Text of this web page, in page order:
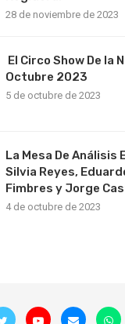
28 de noviembre de 2023
El Circo Show De la
Octubre 2023
5 de octubre de 2023
La Mesa De Análisis
Silvia Reyes,
Fimbres y Jorge
4 de octubre de 2023